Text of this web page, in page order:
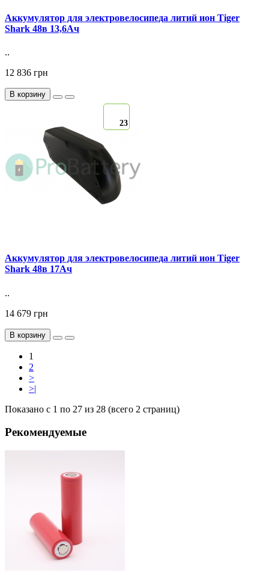
Аккумулятор для электровелосипеда литий ион Tiger
Shark 48в 13,6Ач
..
12 836 грн
В корзину
23
Аккумулятор для электровелосипеда литий ион Tiger
Shark 48в 17Ач
..
14 679 грн
В корзину
1
2
>
>|
Показано с 1 по 27 из 28 (всего 2 страниц)
Рекомендуемые